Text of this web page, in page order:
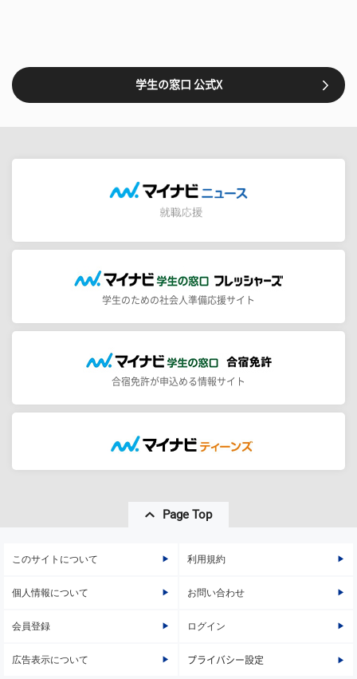
学生の窓口 公式X
学生のための社会人準備応援サイト
合宿免許が申込める情報サイト
Page Top
このサイトについて 利用規約
個人情報について お問い合わせ
会員登録 ログイン
広告表示について プライバシー設定